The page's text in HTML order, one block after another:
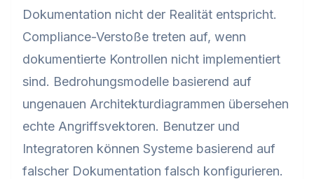
Dokumentation nicht der Realität entspricht.
Compliance-Verstoße treten auf, wenn
dokumentierte Kontrollen nicht implementiert
sind. Bedrohungsmodelle basierend auf
ungenauen Architekturdiagrammen übersehen
echte Angriffsvektoren. Benutzer und
Integratoren können Systeme basierend auf
falscher Dokumentation falsch konfigurieren.